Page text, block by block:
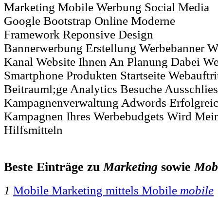
Marketing Mobile Werbung Social Media
Google Bootstrap Online Moderne
Framework Reponsive Design
Bannerwerbung Erstellung Werbebanner
Kanal Website Ihnen An Planung Dabei
Smartphone Produkten Startseite
Beitrauml;ge Analytics Besuche
Kampagnenverwaltung Adwords
Kampagnen Ihres Werbebudgets Wird
Hilfsmitteln
Beste Einträge zuMarketing sowie
1 Mobile Marketing mittels Mobile mobile